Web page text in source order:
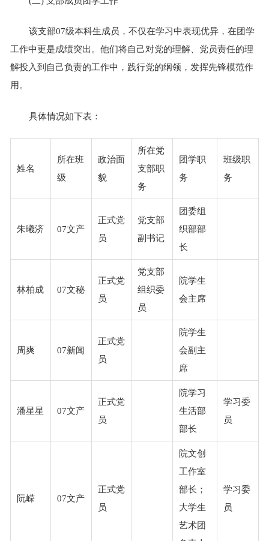
该支部07级本科生成员，不仅在学习中表现优异，在团学
工作中更是成绩突出。他们将自己对党的理解、党员责任的理
解投入到自己负责的工作中，践行党的纲领，发挥先锋模范作
用。
具体情况如下表：
姓名
所在班
级
政治面
貌
所在党
支部职
务
团学职
务
班级职
务
朱曦济 07文产
正式党
员
党支部
副书记
团委组
织部部
长
林柏成 07文秘
正式党
员
党支部
组织委
员
院学生
会主席
周爽 07新闻
正式党
员
院学生
会副主
席
潘星星 07文产
正式党
员
院学习
生活部
部长
学习委
员
阮嵘 07文产
正式党
员
院文创
工作室
部长；
大学生
艺术团
学习委
员